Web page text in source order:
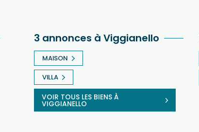
3 annonces à Viggianello
MAISON
VILLA
VOIR TOUS LES BIENS À
VIGGIANELLO